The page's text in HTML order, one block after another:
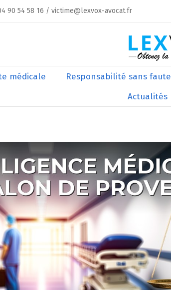
90 54 58 16 / victime@lexvox-avocat.fr
médicale Responsabilité sans faute
Actualités